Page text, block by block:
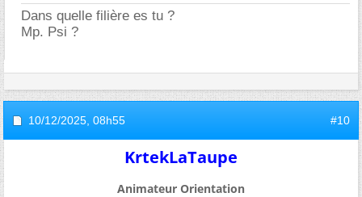
Dans quelle filière es tu ?
Mp. Psi ?
10/12/2025, 08h55 #10
KrtekLaTaupe
Animateur Orientation